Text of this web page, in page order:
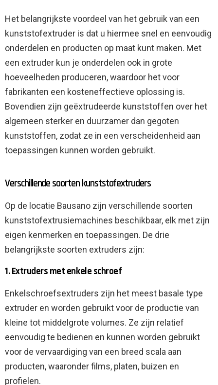
Het belangrijkste voordeel van het gebruik van een
kunststofextruder is dat u hiermee snel en eenvoudig
onderdelen en producten op maat kunt maken. Met
een extruder kun je onderdelen ook in grote
hoeveelheden produceren, waardoor het voor
fabrikanten een kosteneffectieve oplossing is.
Bovendien zijn geëxtrudeerde kunststoffen over het
algemeen sterker en duurzamer dan gegoten
kunststoffen, zodat ze in een verscheidenheid aan
toepassingen kunnen worden gebruikt.
Verschillende soorten kunststofextruders
Op de locatie Bausano zijn verschillende soorten
kunststofextrusiemachines beschikbaar, elk met zijn
eigen kenmerken en toepassingen. De drie
belangrijkste soorten extruders zijn:
1. Extruders met enkele schroef
Enkelschroefsextruders zijn het meest basale type
extruder en worden gebruikt voor de productie van
kleine tot middelgrote volumes. Ze zijn relatief
eenvoudig te bedienen en kunnen worden gebruikt
voor de vervaardiging van een breed scala aan
producten, waaronder films, platen, buizen en
profielen.